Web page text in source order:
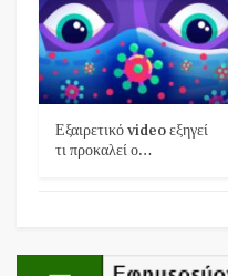
Εξαιρετικό video εξηγεί
τι προκαλεί ο…